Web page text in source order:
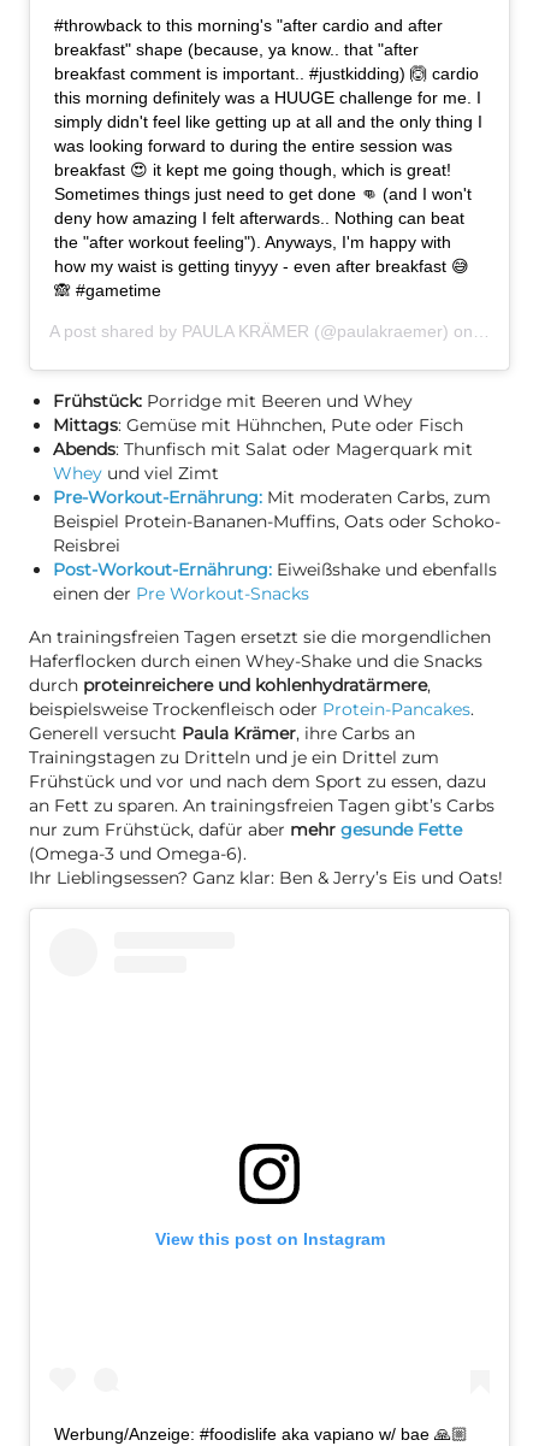
#throwback to this morning's "after cardio and after
breakfast" shape (because, ya know.. that "after
breakfast comment is important.. #justkidding) 🙆 cardio
this morning definitely was a HUUGE challenge for me. I
simply didn't feel like getting up at all and the only thing I
was looking forward to during the entire session was
breakfast 😍 it kept me going though, which is great!
Sometimes things just need to get done 👊 (and I won't
deny how amazing I felt afterwards.. Nothing can beat
the "after workout feeling"). Anyways, I'm happy with
how my waist is getting tinyyy - even after breakfast 😅
🙈 #gametime
A post shared by PAULA KRÄMER (@paulakraemer) on
Frühstück: Porridge mit Beeren und Whey
Mittags: Gemüse mit Hühnchen, Pute oder Fisch
Abends: Thunfisch mit Salat oder Magerquark mit
Whey und viel Zimt
Pre-Workout-Ernährung: Mit moderaten Carbs, zum
Beispiel Protein-Bananen-Muffins, Oats oder Schoko-
Reisbrei
Post-Workout-Ernährung: Eiweißshake und ebenfalls
einen der Pre Workout-Snacks
An trainingsfreien Tagen ersetzt sie die morgendlichen
Haferflocken durch einen Whey-Shake und die Snacks
durch proteinreichere und kohlenhydratärmere,
beispielsweise Trockenfleisch oder Protein-Pancakes.
Generell versucht Paula Krämer, ihre Carbs an
Trainingstagen zu Dritteln und je ein Drittel zum
Frühstück und vor und nach dem Sport zu essen, dazu
an Fett zu sparen. An trainingsfreien Tagen gibt’s Carbs
nur zum Frühstück, dafür aber mehr gesunde Fette
(Omega-3 und Omega-6).
Ihr Lieblingsessen? Ganz klar: Ben & Jerry’s Eis und Oats!
View this post on Instagram
Werbung/Anzeige: #foodislife aka vapiano w/ bae 🙏🏼